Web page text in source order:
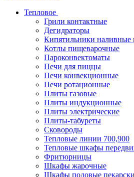
Тепловое
Грили контактные
Дегидраторы
Кипятильники наливные
Котлы пищеварочные
Пароконвектоматы
Печи для пиццы
Печи конвекционные
Печи ротационные
Плиты газовые
Плиты индукционные
Плиты электрические
Плиты-табуреты
Сковороды
Тепловые линии 700,900
Тепловые шкафы
Фритюрницы
Шкафы жарочные
Шкафы подовые